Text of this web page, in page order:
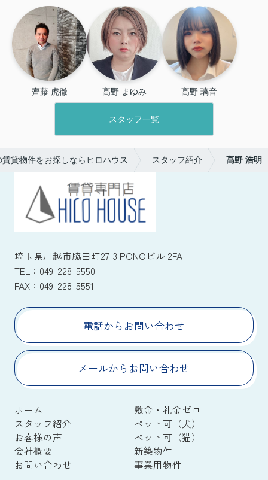
齊藤 虎徹 髙野 まゆみ 髙野 璃音
スタッフ一覧
貸物件をお探しならヒロハウス スタッフ紹介 髙野 浩明
埼玉県川越市脇田町27-3 PONOビル 2FA
TEL： 049-228-5550
FAX： 049-228-5551
電話からお問い合わせ
メールからお問い合わせ
ホーム
敷金・礼金ゼロ
スタッフ紹介
ペット可（犬）
お客様の声
ペット可（猫）
会社概要
新築物件
お問い合わせ
事業用物件